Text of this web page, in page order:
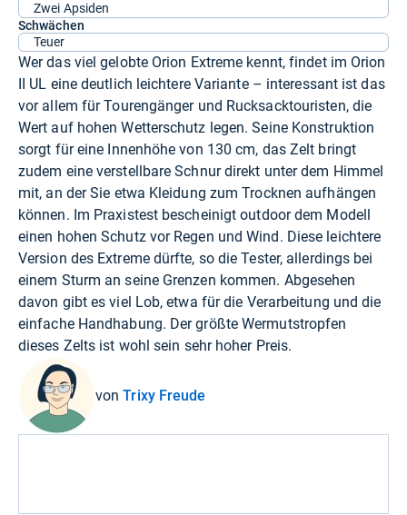
Zwei Apsiden
Schwächen
Teuer
Wer das viel gelobte Orion Extreme kennt, findet im Orion
II UL eine deutlich leichtere Variante – interessant ist das
vor allem für Tourengänger und Rucksacktouristen, die
Wert auf hohen Wetterschutz legen. Seine Konstruktion
sorgt für eine Innenhöhe von 130 cm, das Zelt bringt
zudem eine verstellbare Schnur direkt unter dem Himmel
mit, an der Sie etwa Kleidung zum Trocknen aufhängen
können. Im Praxistest bescheinigt outdoor dem Modell
einen hohen Schutz vor Regen und Wind. Diese leichtere
Version des Extreme dürfte, so die Tester, allerdings bei
einem Sturm an seine Grenzen kommen. Abgesehen
davon gibt es viel Lob, etwa für die Verarbeitung und die
einfache Handhabung. Der größte Wermutstropfen
dieses Zelts ist wohl sein sehr hoher Preis.
vonTrixy Freude